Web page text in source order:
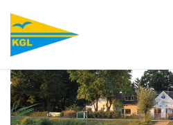
Zum Hauptinhalt springen